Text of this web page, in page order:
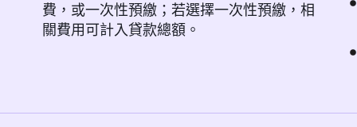
費，或一次性預繳；若選擇一次性預繳，相
關費用可計入貸款總額。